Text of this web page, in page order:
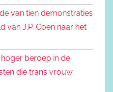
e
n
van tien demonstraties
van J.P. Coen naar het
beroep in de
die trans vrouw